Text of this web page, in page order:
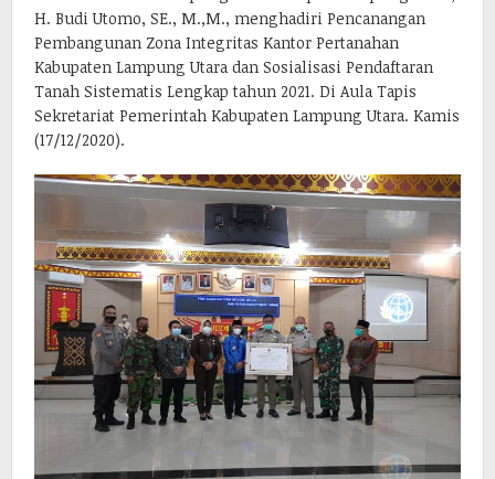
H. Budi Utomo, SE., M.,M., menghadiri Pencanangan
Pembangunan Zona Integritas Kantor Pertanahan
Kabupaten Lampung Utara dan Sosialisasi Pendaftaran
Tanah Sistematis Lengkap tahun 2021. Di Aula Tapis
Sekretariat Pemerintah Kabupaten Lampung Utara. Kamis
(17/12/2020).